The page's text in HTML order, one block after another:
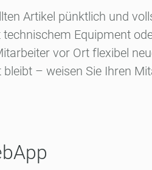
Artikel pünktlich und
Equipment
vor Ort flexibel
– weisen Sie Ihren